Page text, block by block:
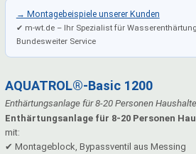
→ Montagebeispiele unserer Kunden
✔ m-wt.de – Ihr Spezialist für
Bundesweiter Service
AQUATROL®-Basic 1200
Enthärtungsanlage für 8-20 Personen Haushalte
Enthärtungsanlage für 8-20 Personen
mit:
✔ Montageblock, Bypassventil aus Messing